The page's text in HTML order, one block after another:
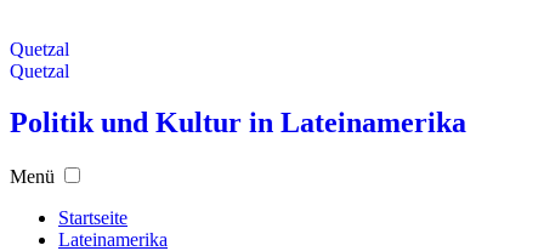
Quetzal
Quetzal
Politik und Kultur in Lateinamerika
Menü
Startseite
Lateinamerika